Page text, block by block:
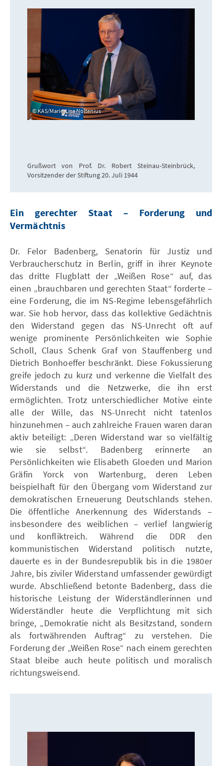
KAS/Marie-Lisa Noltenius
Grußwort von Prof. Dr. Robert Steinau-Steinbrück,
Vorsitzender der Stiftung 20. Juli 1944
Ein gerechter Staat – Forderung und
Vermächtnis
Dr. Felor Badenberg, Senatorin für Justiz und
Verbraucherschutz in Berlin, griff in ihrer Keynote
das dritte Flugblatt der „Weißen Rose“ auf, das
einen „brauchbaren und gerechten Staat“ forderte –
eine Forderung, die im NS-Regime lebensgefährlich
war. Sie hob hervor, dass das kollektive Gedächtnis
den Widerstand gegen das NS-Unrecht oft auf
wenige prominente Persönlichkeiten wie Sophie
Scholl, Claus Schenk Graf von Stauffenberg und
Dietrich Bonhoeffer beschränkt. Diese Fokussierung
greife jedoch zu kurz und verkenne die Vielfalt des
Widerstands und die Netzwerke, die ihn erst
ermöglichten. Trotz unterschiedlicher Motive einte
alle der Wille, das NS-Unrecht nicht tatenlos
hinzunehmen – auch zahlreiche Frauen waren daran
aktiv beteiligt: „Deren Widerstand war so vielfältig
wie sie selbst“. Badenberg erinnerte an
Persönlichkeiten wie Elisabeth Gloeden und Marion
Gräfin Yorck von Wartenburg, deren Leben
beispielhaft für den Übergang vom Widerstand zur
demokratischen Erneuerung Deutschlands stehen.
Die öffentliche Anerkennung des Widerstands –
insbesondere des weiblichen – verlief langwierig
und konfliktreich. Während die DDR den
kommunistischen Widerstand politisch nutzte,
dauerte es in der Bundesrepublik bis in die 1980er
Jahre, bis ziviler Widerstand umfassender gewürdigt
wurde. Abschließend betonte Badenberg, dass die
historische Leistung der Widerständlerinnen und
Widerständler heute die Verpflichtung mit sich
bringe, „Demokratie nicht als Besitzstand, sondern
als fortwährenden Auftrag“ zu verstehen. Die
Forderung der „Weißen Rose“ nach einem gerechten
Staat bleibe auch heute politisch und moralisch
richtungsweisend.